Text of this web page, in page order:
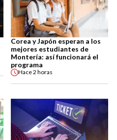
Corea y Japón esperan a los
mejores estudiantes de
Montería: así funcionará el
programa
Hace2 horas